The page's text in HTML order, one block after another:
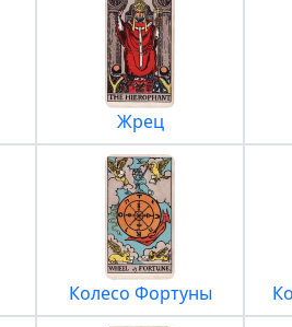
Жрец
Колесо Фортуны